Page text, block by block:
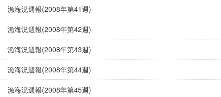
漁海況週報(2008年第41週)
漁海況週報(2008年第42週)
漁海況週報(2008年第43週)
漁海況週報(2008年第44週)
漁海況週報(2008年第45週)